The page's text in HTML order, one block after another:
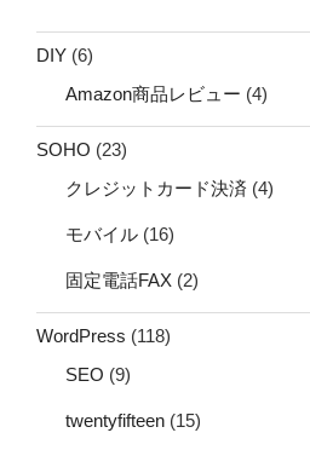
DIY (6)
Amazon商品レビュー (4)
SOHO (23)
クレジットカード決済 (4)
モバイル (16)
固定電話FAX (2)
WordPress (118)
SEO (9)
twentyfifteen (15)